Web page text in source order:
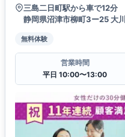
三島二日町駅から車で12分
静岡県沼津市柳町3ー25 大
無料体験
営業時間
平日 10:00〜13:00